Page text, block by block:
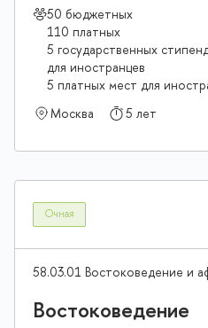
50 бюджетных
110 платных
5 государственных
для иностранцев
5 платных мест для
Москва
5 лет
Очная
58.03.01 Востоковедение и
Востоковедение